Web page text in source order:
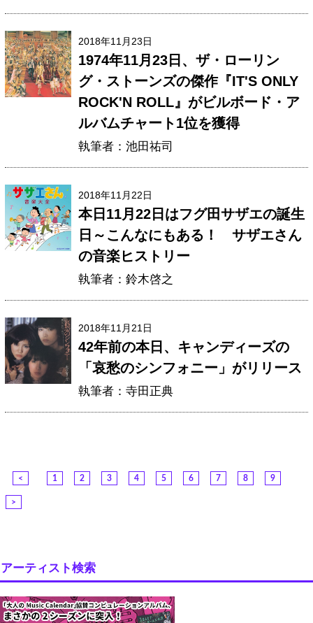
2018年11月23日
1974年11月23日、ザ・ローリン
グ・ストーンズの傑作『IT'S ONLY
ROCK'N ROLL』がビルボード・ア
ルバムチャート1位を獲得
執筆者：池田祐司
2018年11月22日
本日11月22日はフグ田サザエの誕生
日～こんなにもある！ サザエさん
の音楽ヒストリー
執筆者：鈴木啓之
2018年11月21日
42年前の本日、キャンディーズの
「哀愁のシンフォニー」がリリース
執筆者：寺田正典
< 1 2 3 4 5 6 7 8 9
>
アーティスト検索